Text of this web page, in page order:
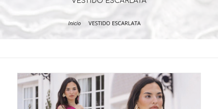
Inicio VESTIDO ESCARLATA